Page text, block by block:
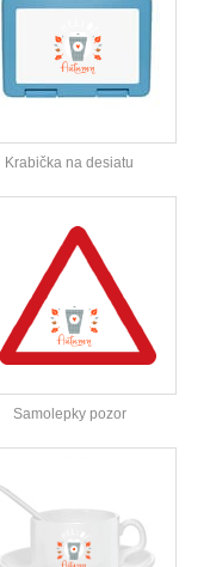
Krabička na desiatu
Samolepky pozor